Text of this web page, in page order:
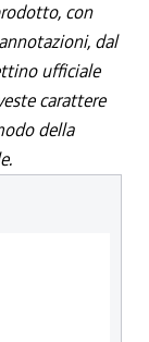
con
dal
ufficiale
carattere
della